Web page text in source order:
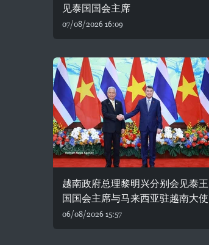
见泰国国会主席
07/08/2026 16:09
越南政府总理黎明兴分别会见泰王
国国会主席与马来西亚驻越南大使
06/08/2026 15:57